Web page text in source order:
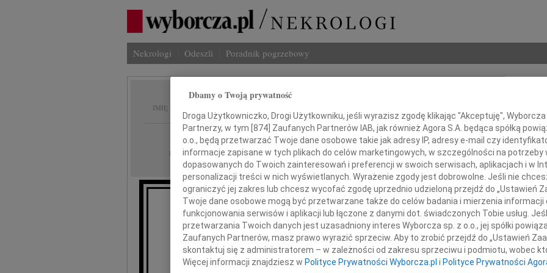
Nekrologi Odeszli Poradnik pogrzebowy
IMIĘ I NAZWISKO: Krystyna Góralska-Pawlak
REGION: Lublin
DATA EMISJI: 27.11.2014
25 listopada 2014 roku odeszła nasza ukochana
Mama, Babunia i Prababcia
INNE
Z
Dnia
W
W
Dbamy o Twoją prywatność
Droga Użytkowniczko, Drogi Użytkowniku, jeśli wyrazisz zgodę klikając "Akceptuję",
Partnerzy, w tym [ 874 ] Zaufanych Partnerów IAB, jak również Agora S.A. będąca spółką
o.o., będą przetwarzać Twoje dane osobowe takie jak adresy IP, adresy e-mail czy
informacje zapisane w tych plikach do celów marketingowych, w szczególności na potrzeby
dopasowanych do Twoich zainteresowań i preferencji w swoich serwisach, aplikacjach i w
personalizacji treści w nich wyświetlanych. Wyrażenie zgody jest dobrowolne. Jeśli nie
ograniczyć jej zakres lub chcesz wycofać zgodę uprzednio udzieloną przejdź do „Ustawień
Twoje dane osobowe mogą być przetwarzane także do celów badania i mierzenia
funkcjonowania serwisów i aplikacji lub łączone z danymi dot. świadczonych Tobie usług.
przetwarzania Twoich danych jest uzasadniony interes Wyborcza sp. z o.o., jej spółki
Zaufanych Partnerów, masz prawo wyrazić sprzeciw. Aby to zrobić przejdź do „Ustawień
skontaktuj się z administratorem – w zależności od zakresu sprzeciwu i podmiotu, wobec
Więcej informacji znajdziesz w Polityce Prywatności Wyborcza.pl i Polityce Prywatności